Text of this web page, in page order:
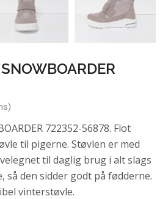
722352-56878. Flot
til pigerne. Støvlen er med
velegnet til daglig brug i alt slags
så den sidder godt på fødderne.
vinterstøvle.